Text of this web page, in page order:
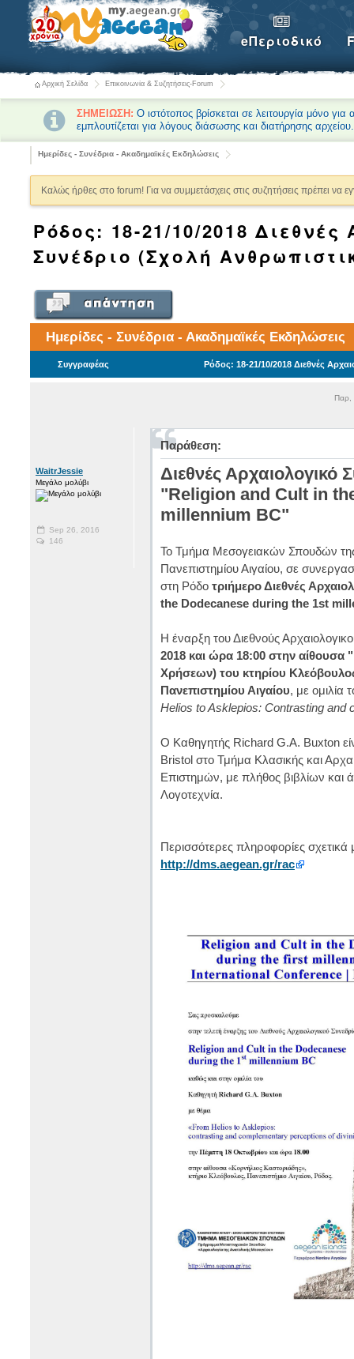
eΠεριοδικό
Αρχική Σελίδα Επικοινωνία & Συζητήσεις-Forum
ΣΗΜΕΙΩΣΗ: Ο ιστότοπος βρίσκεται σε λειτουργία μόνο
εμπλουτίζεται για λόγους διάσωσης και διατήρησης αρχείου.
Ημερίδες - Συνέδρια - Ακαδημαϊκές Εκδηλώσεις
Καλώς ήρθες στο forum! Για να συμμετάσχεις στις συζητήσεις πρέπει να
Ρόδος: 18-21/10/2018
Συνέδριο (Σχολή
Ημερίδες - Συνέδρια - Ακαδημαϊκές Εκδηλώσεις
Συγγραφέας Ρόδος: 18-21/10/2018 Διεθνές
Παρ,
WaitrJessie
Μεγάλο μολύβι
Sep 26, 2016
146
Παράθεση:
Διεθνές Αρχαιολογικό
"Religion and Cult in
millennium BC"
Το Τμήμα Μεσογειακών Σπουδών
Πανεπιστημίου Αιγαίου, σε
στη Ρόδο τριήμερο Διεθνές
the Dodecanese during the 1st
Η έναρξη του Διεθνούς
2018 και ώρα 18:00 στην
Χρήσεων) του κτηρίου
Πανεπιστημίου Αιγαίου, με
Helios to Asklepios: Contrasting and
Ο Καθηγητής Richard G.A. Buxton
Bristol στο Τμήμα Κλασικής και
Επιστημών, με πλήθος βιβλίων και
Λογοτεχνία.
Περισσότερες πληροφορίες
http://dms.aegean.gr/rac